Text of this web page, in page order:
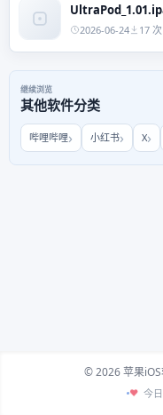
2026-06-24 17 次
继续浏览
其他软件分类
哔哩哔哩 小红书 X
© 2026 苹果
♥ 今日